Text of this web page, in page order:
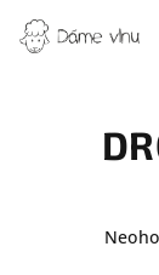
na
obsah